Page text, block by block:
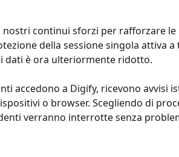
nostri continui sforzi per rafforzare le
della sessione singola attiva
dati è ora ulteriormente ridotto.
accedono a Digify, ricevono avvisi
o browser. Scegliendo di
verranno interrotte senza